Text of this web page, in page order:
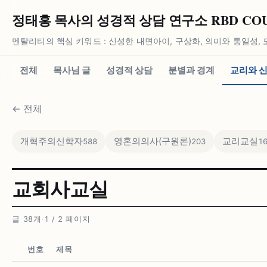
정태홍 목사의 성경적 상담 연구소 RBD
멘탈리티의 핵심 키워드 : 신성한 내면아이, 구상화, 의미와 통일성,
전체 목사님 글 성경적 상담 분별과 경계 교리와
← 전체
개혁주의신학자588 영혼의의사(구원론)203 교리교실
교회사교실
글 38개 · 1 / 2 페이지
번호 제목